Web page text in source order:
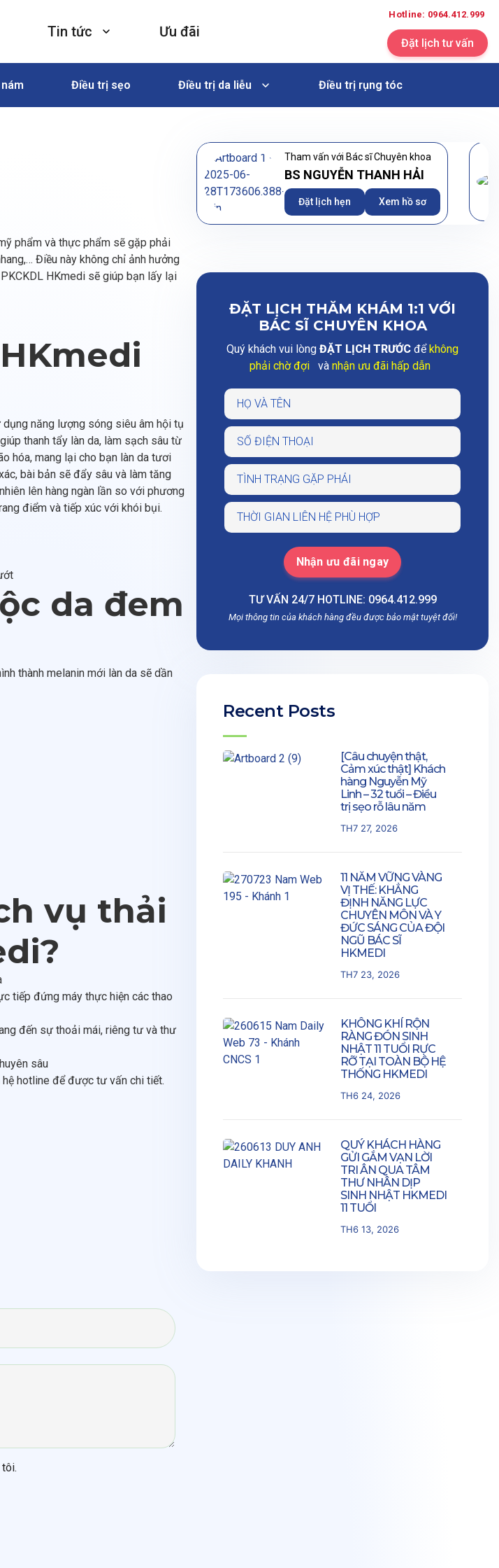
Tin tức Ưu đãi
Hotline: 0964.412.999
Đặt lịch tư vấn
Điều trị sẹo Điều trị da liễu Điều trị rụng tóc
phẩm và thực phẩm sẽ gặp phải
Điều này không chỉ ảnh hưởng
HKmedi sẽ giúp bạn lấy lại
năng lượng sóng siêu âm hội tụ
thanh tẩy làn da, làm sạch sâu từ
hóa, mang lại cho bạn làn da tươi
bài bản sẽ đẩy sâu và làm tăng
lên hàng ngàn lần so với phương
điểm và tiếp xúc với khói bụi.
da đem
thành melanin mới làn da sẽ dần
vụ thải
tiếp đứng máy thực hiện các thao
đến sự thoải mái, riêng tư và thư
sâu
hotline để được tư vấn chi tiết.
Tham vấn với Bác sĩ Chuyên khoa
BS NGUYỄN THANH HẢI
Đặt lịch hẹn Xem hồ sơ
ĐẶT LỊCH THĂM KHÁM 1:1 VỚI
BÁC SĨ CHUYÊN KHOA
Quý khách vui lòng ĐẶT LỊCH TRƯỚC đểkhông
phải chờ đợi
và nhận ưu đãi hấp dẫn
TƯ VẤN 24/7 HOTLINE: 0964.412.999
Mọi thông tin của khách hàng đều được bảo mật tuyệt đối!
Recent Posts
[Câu chuyện thật,
Cảm xúc thật] Khách
hàng Nguyễn Mỹ
Linh – 32 tuổi – Điều
trị sẹo rỗ lâu năm
TH7 27, 2026
11 NĂM VỮNG VÀNG
VỊ THẾ: KHẲNG
ĐỊNH NĂNG LỰC
CHUYÊN MÔN VÀ Y
ĐỨC SÁNG CỦA ĐỘI
NGŨ BÁC SĨ
HKMEDI
TH7 23, 2026
KHÔNG KHÍ RỘN
RÀNG ĐÓN SINH
NHẬT 11 TUỔI RỰC
RỠ TẠI TOÀN BỘ HỆ
THỐNG HKMEDI
TH6 24, 2026
QUÝ KHÁCH HÀNG
GỬI GẮM VẠN LỜI
TRI ÂN QUA TÂM
THƯ NHÂN DỊP
SINH NHẬT HKMEDI
11 TUỔI
TH6 13, 2026